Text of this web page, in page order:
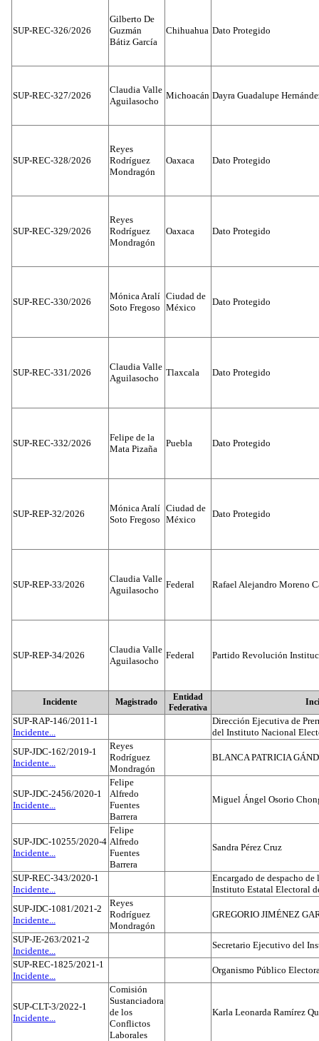
SUP-REC-326/2026
Gilberto De
Guzmán
Bátiz García
Chihuahua Dato Protegido
SUP-REC-327/2026
Claudia Valle
Aguilasocho
Michoacán Dayra Guadalupe
SUP-REC-328/2026
Reyes
Rodríguez
Mondragón
Oaxaca Dato Protegido
SUP-REC-329/2026
Reyes
Rodríguez
Mondragón
Oaxaca Dato Protegido
SUP-REC-330/2026
Mónica Aralí
Soto Fregoso
Ciudad de
México
Dato Protegido
SUP-REC-331/2026
Claudia Valle
Aguilasocho
Tlaxcala Dato Protegido
SUP-REC-332/2026
Felipe de la
Mata Pizaña
Puebla Dato Protegido
SUP-REP-32/2026
Mónica Aralí
Soto Fregoso
Ciudad de
México
Dato Protegido
SUP-REP-33/2026
Claudia Valle
Aguilasocho
Federal Rafael Alejandro Moreno
SUP-REP-34/2026
Claudia Valle
Aguilasocho
Federal Partido Revolución
Incidente Magistrado
Entidad
Federativa
SUP-RAP-146/2011-1
Incidente...
Dirección Ejecutiva de
del Instituto Nacional
SUP-JDC-162/2019-1
Incidente...
Reyes
Rodríguez
Mondragón
BLANCA PATRICIA
SUP-JDC-2456/2020-1
Incidente...
Felipe
Alfredo
Fuentes
Barrera
Miguel Ángel Osorio
SUP-JDC-10255/2020-4
Incidente...
Felipe
Alfredo
Fuentes
Barrera
Sandra Pérez Cruz
SUP-REC-343/2020-1
Incidente...
Encargado de despacho
Instituto Estatal Electoral
SUP-JDC-1081/2021-2
Incidente...
Reyes
Rodríguez
Mondragón
GREGORIO JIMÉNEZ
SUP-JE-263/2021-2
Incidente...
Secretario Ejecutivo del
SUP-REC-1825/2021-1
Incidente...
Organismo Público
SUP-CLT-3/2022-1
Incidente...
Comisión
Sustanciadora
de los
Conflictos
Laborales
Karla Leonarda Ramírez